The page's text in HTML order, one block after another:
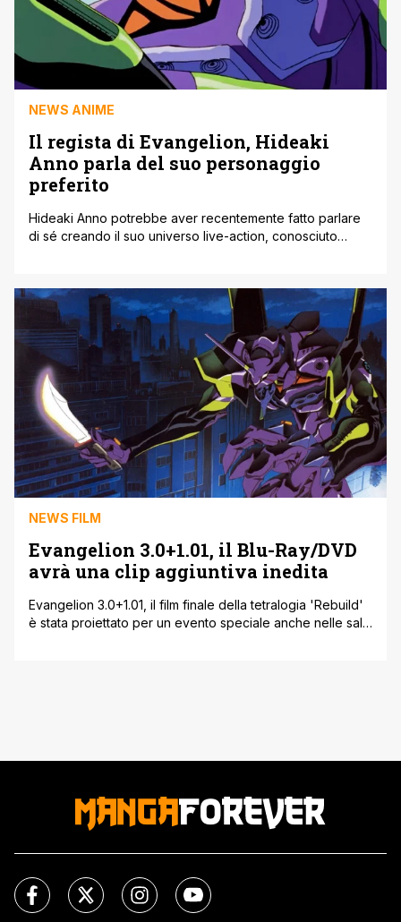
NEWS ANIME
Il regista di Evangelion, Hideaki
Anno parla del suo personaggio
preferito
Hideaki Anno potrebbe aver recentemente fatto parlare
di sé creando il suo universo live-action, conosciuto
Genesis Evangelion. Con il ciclo cinematografico che
compone The Rebuild of Evangelion recentemente
giunto al termine, non ci sono state notizie su un possibile
ritorno [']
NEWS FILM
Evangelion 3.0+1.01, il Blu-Ray/DVD
avrà una clip aggiuntiva inedita
Evangelion 3.0+1.01, il film finale della tetralogia 'Rebuild'
è stata proiettato per un evento speciale anche nelle sale